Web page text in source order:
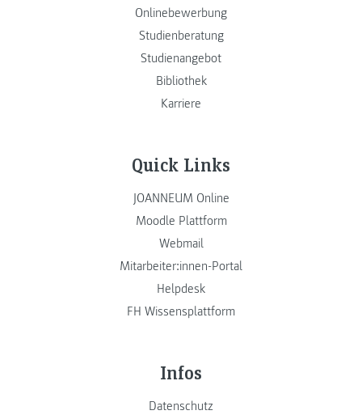
Onlinebewerbung
Studienberatung
Studienangebot
Bibliothek
Karriere
Quick Links
JOANNEUM Online
Moodle Plattform
Webmail
Mitarbeiter:innen-Portal
Helpdesk
FH Wissensplattform
Infos
Datenschutz